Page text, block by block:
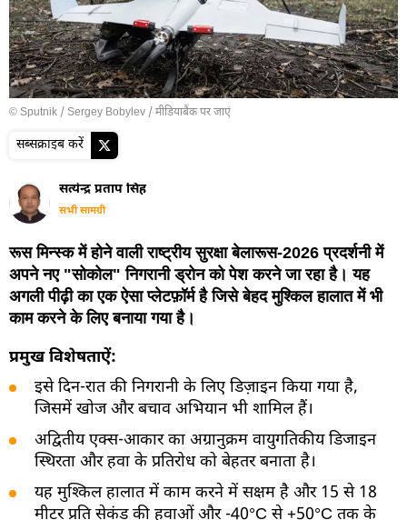
© Sputnik / Sergey Bobylev /मीडियाबैंक पर जाएं
सब्सक्राइब करें
सत्येन्द्र प्रताप सिंह
सभी सामग्री
रूस मिन्स्क में होने वाली राष्ट्रीय सुरक्षा बेलारूस-2026 प्रदर्शनी में
अपने नए "सोकोल" निगरानी ड्रोन को पेश करने जा रहा है। यह
अगली पीढ़ी का एक ऐसा प्लेटफ़ॉर्म है जिसे बेहद मुश्किल हालात में भी
काम करने के लिए बनाया गया है।
प्रमुख विशेषताऐं:
इसे दिन-रात की निगरानी के लिए डिज़ाइन किया गया है,
जिसमें खोज और बचाव अभियान भी शामिल हैं।
अद्वितीय एक्स-आकार का अग्रानुक्रम वायुगतिकीय डिजाइन
स्थिरता और हवा के प्रतिरोध को बेहतर बनाता है।
यह मुश्किल हालात में काम करने में सक्षम है और 15 से 18
मीटर प्रति सेकंड की हवाओं और -40°C से +50°C तक के